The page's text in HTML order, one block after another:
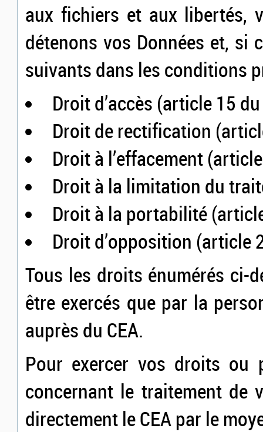
aux fichiers et aux libertés,
détenons vos Données et, si
suivants dans les conditions
Droit d’accès (article 15 du
Droit de rectification
Droit à l’effacement
Droit à la limitation du
Droit à la portabilité
Droit d’opposition (article
Tous les droits énumérés ci-
être exercés que par la
auprès du CEA.
Pour exercer vos droits ou
concernant le traitement de
directement le CEA par le